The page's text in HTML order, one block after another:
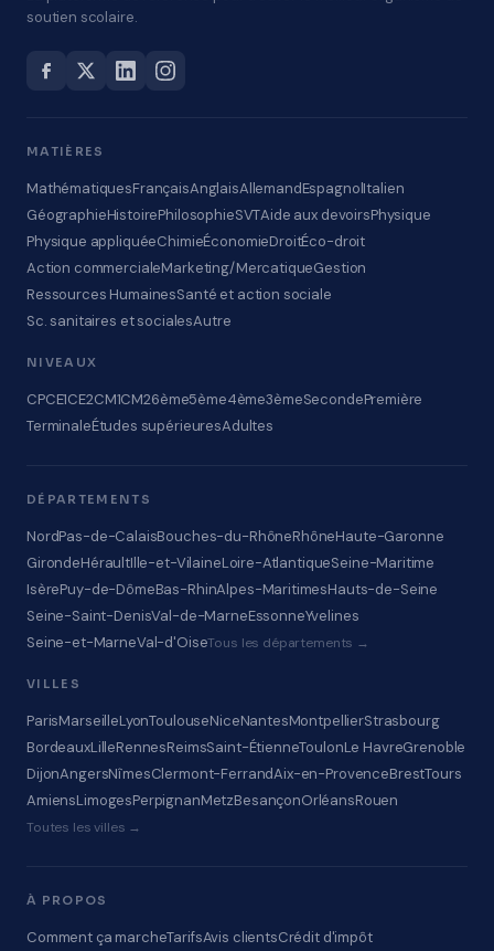
soutien scolaire.
MATIÈRES
MathématiquesFrançaisAnglaisAllemandEspagnolItalien
GéographieHistoirePhilosophieSVTAide aux devoirsPhysique
Physique appliquéeChimieÉconomieDroitÉco-droit
Action commercialeMarketing/MercatiqueGestion
Ressources HumainesSanté et action sociale
Sc. sanitaires et socialesAutre
NIVEAUX
CPCE1CE2CM1CM26ème5ème4ème3èmeSecondePremière
TerminaleÉtudes supérieuresAdultes
DÉPARTEMENTS
NordPas-de-CalaisBouches-du-RhôneRhôneHaute-Garonne
GirondeHéraultIlle-et-VilaineLoire-AtlantiqueSeine-Maritime
IsèrePuy-de-DômeBas-RhinAlpes-MaritimesHauts-de-Seine
Seine-Saint-DenisVal-de-MarneEssonneYvelines
Seine-et-MarneVal-d'OiseTous les départements →
VILLES
ParisMarseilleLyonToulouseNiceNantesMontpellierStrasbourg
BordeauxLilleRennesReimsSaint-ÉtienneToulonLe HavreGrenoble
DijonAngersNîmesClermont-FerrandAix-en-ProvenceBrestTours
AmiensLimogesPerpignanMetzBesançonOrléansRouen
Toutes les villes →
À PROPOS
Comment ça marcheTarifsAvis clientsCrédit d'impôt